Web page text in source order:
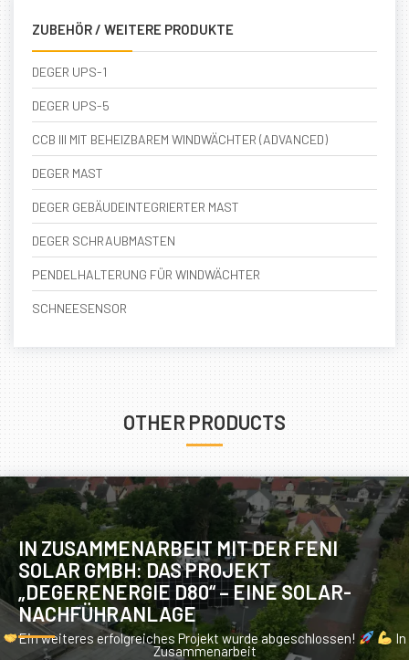
ZUBEHÖR / WEITERE PRODUKTE
DEGER UPS-1
DEGER UPS-5
CCB III MIT BEHEIZBAREM WINDWÄCHTER (ADVANCED)
DEGER MAST
DEGER GEBÄUDEINTEGRIERTER MAST
DEGER SCHRAUBMASTEN
PENDELHALTERUNG FÜR WINDWÄCHTER
SCHNEESENSOR
OTHER PRODUCTS
IN ZUSAMMENARBEIT MIT DER FENI
SOLAR GMBH: DAS PROJEKT
„DEGERENERGIE D80“ – EINE SOLAR-
NACHFÜHRANLAGE
Ein weiteres erfolgreiches Projekt wurde abgeschlossen!
In
Zusammenarbeit